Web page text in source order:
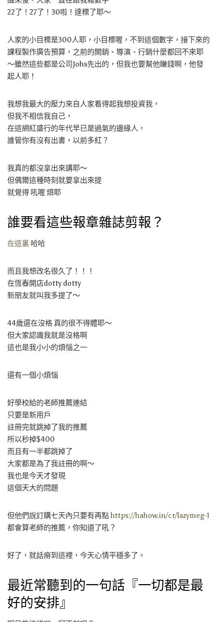
22了！27了！30啦！達標了耶～
人家的小目標是300人耶，小目標喔，不到這個數字，接下來的
課程製作廣告預算，之前的開銷、導演、行銷什麼都回不來耶
～雖然這些都是公司Johs先出的，但我也要幫他賺錢啊，他發
起人耶！
我想我最大的壓力來自人家看得起我想投資我，
但我不相信我自己，
在這網紅盛行的年代早已是過氣的邊緣人，
誰管你有沒有出書，以前多紅？
我真的都沒拿出來講耶～
但偶爾這種時刻就要拿出來提
就覺得 吼喔 煩耶
誰要看這些報章雜誌剪報？
在這裏 哈哈
而且我想改名很久了！！！
在恆春開店dotty dotty
新朋友就叫我多提了～
44歲還在沒格 真的很不得體耶～
但大家認識我就是沒格啊
這也是我小小的煩惱之一
還有一個小煩惱
好學校給的老師推薦連結
只要是新用戶
註冊完就跳掉了我的推薦
所以秒掉$400
而且有一半都跳掉了
大家都是為了我註冊的啊～
我也是今天才發現
這個天大的問題
但他們說訂購七天內只要有再點https://hahow.in/cr/lazymeg-1
都會算老師的推薦，你知道了吼？
好了，就話癆到這裡，今天心情平穩多了。
最近常聽到的一句話『一切都是最
好的安排』